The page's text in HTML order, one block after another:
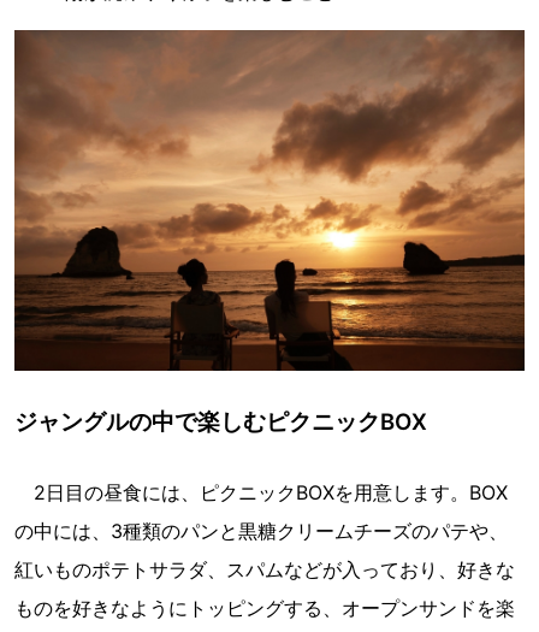
ジャングルの中で楽しむピクニックBOX
2日目の昼食には、ピクニックBOXを用意します。BOX
の中には、3種類のパンと黒糖クリームチーズのパテや、
紅いものポテトサラダ、スパムなどが入っており、好きな
ものを好きなようにトッピングする、オープンサンドを楽